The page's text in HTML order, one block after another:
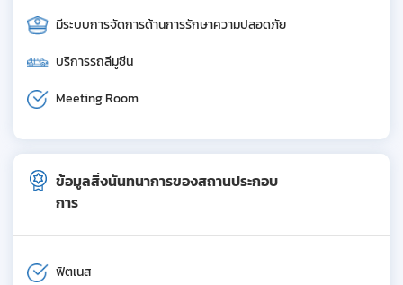
มีระบบการจัดการด้านการรักษาความปลอดภัย
บริการรถลีมูซีน
Meeting Room
ข้อมูลสิ่งนันทนาการของสถานประกอบ
การ
ฟิตเนส